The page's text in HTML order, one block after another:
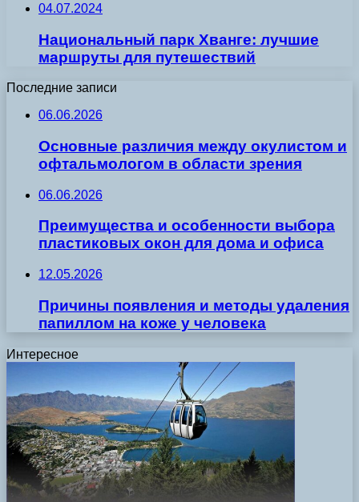
04.07.2024
Национальный парк Хванге: лучшие
маршруты для путешествий
Последние записи
06.06.2026
Основные различия между окулистом и
офтальмологом в области зрения
06.06.2026
Преимущества и особенности выбора
пластиковых окон для дома и офиса
12.05.2026
Причины появления и методы удаления
папиллом на коже у человека
Интересное